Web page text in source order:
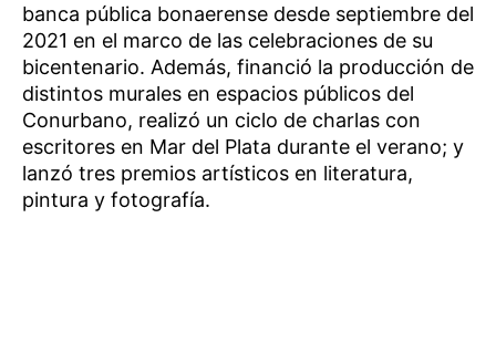
banca pública bonaerense desde septiembre del
2021 en el marco de las celebraciones de su
bicentenario. Además, financió la producción de
distintos murales en espacios públicos del
Conurbano, realizó un ciclo de charlas con
escritores en Mar del Plata durante el verano; y
lanzó tres premios artísticos en literatura,
pintura y fotografía.